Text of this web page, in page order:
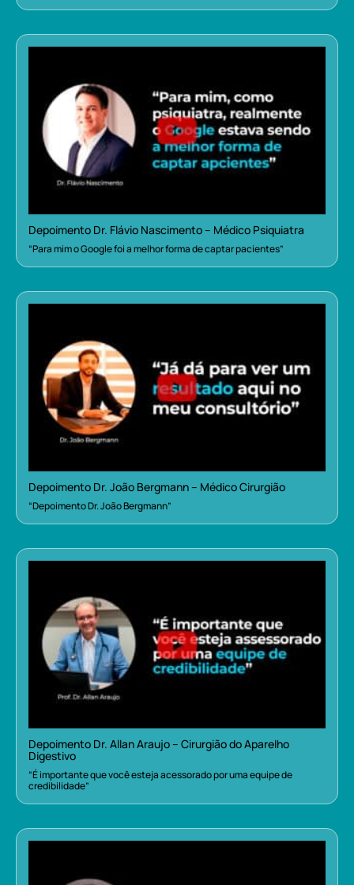
Depoimento Dr. Flávio Nascimento – Médico Psiquiatra
“Para mim o Google foi a melhor forma de captar pacientes”
Depoimento Dr. João Bergmann – Médico Cirurgião
“Depoimento Dr. João Bergmann”
Depoimento Dr. Allan Araujo – Cirurgião do Aparelho
Digestivo
“É importante que você esteja acessorado por uma equipe de
credibilidade”